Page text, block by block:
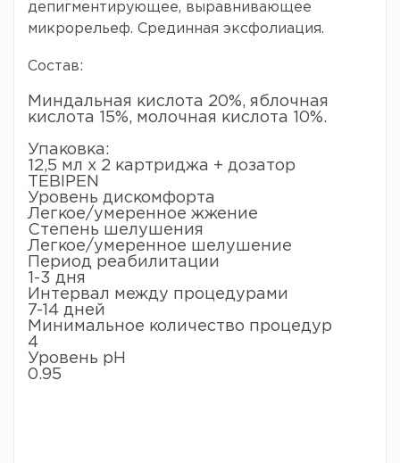
депигментирующее, выравнивающее
микрорельеф. Срединная эксфолиация.
Состав:
Миндальная кислота 20%, яблочная
кислота 15%, молочная кислота 10%.
Упаковка:
12,5 мл x 2 картриджа + дозатор
TEBIPEN
Уровень дискомфорта
Легкое/умеренное жжение
Степень шелушения
Легкое/умеренное шелушение
Период реабилитации
1-3 дня
Интервал между процедурами
7-14 дней
Минимальное количество процедур
4
Уровень pH
0.95